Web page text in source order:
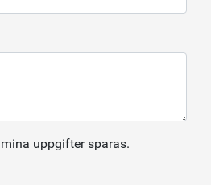
uppgifter sparas.